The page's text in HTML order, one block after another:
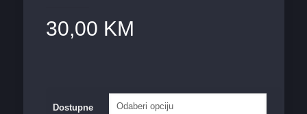
30,00 KM
Dostupne